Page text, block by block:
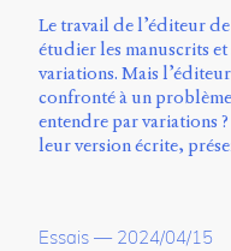
Le travail de l’éditeur
étudier les manuscrits
variations. Mais
confronté à un
entendre par variations
leur version écrite,
Essais — 2024/04/15